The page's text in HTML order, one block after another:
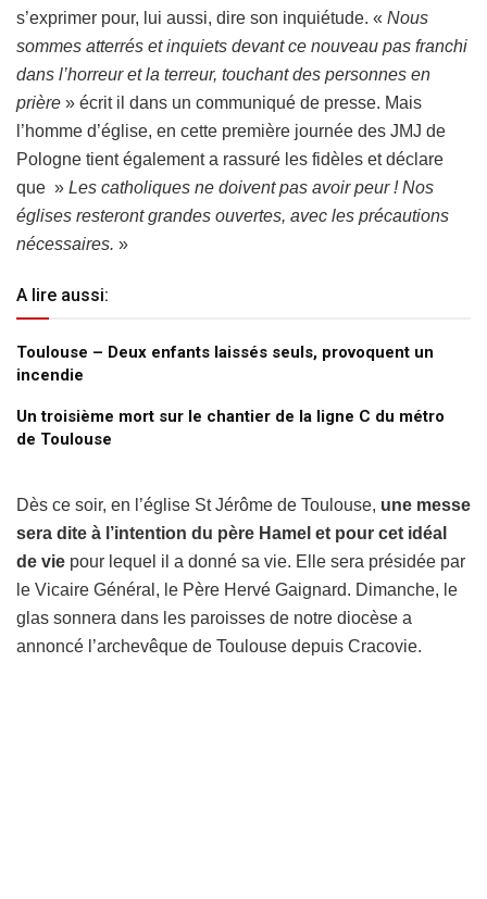
s’exprimer pour, lui aussi, dire son inquiétude. « Nous
sommes atterrés et inquiets devant ce nouveau pas franchi
dans l’horreur et la terreur, touchant des personnes en
prière » écrit il dans un communiqué de presse. Mais
l’homme d’église, en cette première journée des JMJ de
Pologne tient également a rassuré les fidèles et déclare
que » Les catholiques ne doivent pas avoir peur ! Nos
églises resteront grandes ouvertes, avec les précautions
nécessaires. »
A lire aussi:
Toulouse – Deux enfants laissés seuls, provoquent un
incendie
Un troisième mort sur le chantier de la ligne C du métro
de Toulouse
Dès ce soir, en l’église St Jérôme de Toulouse, une messe
sera dite à l’intention du père Hamel et pour cet idéal
de vie pour lequel il a donné sa vie. Elle sera présidée par
le Vicaire Général, le Père Hervé Gaignard. Dimanche, le
glas sonnera dans les paroisses de notre diocèse a
annoncé l’archevêque de Toulouse depuis Cracovie.